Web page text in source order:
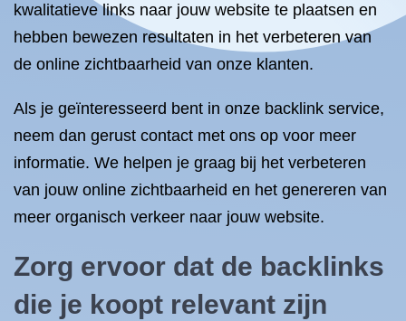
kwalitatieve links naar jouw website te plaatsen en
hebben bewezen resultaten in het verbeteren van
de online zichtbaarheid van onze klanten.
Als je geïnteresseerd bent in onze backlink service,
neem dan gerust contact met ons op voor meer
informatie. We helpen je graag bij het verbeteren
van jouw online zichtbaarheid en het genereren van
meer organisch verkeer naar jouw website.
Zorg ervoor dat de backlinks
die je koopt relevant zijn